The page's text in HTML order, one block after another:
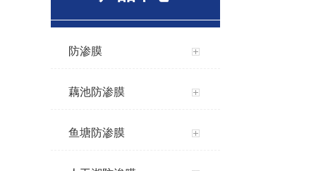
防渗膜
藕池防渗膜
鱼塘防渗膜